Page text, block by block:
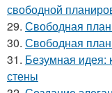
свободной
29. Свободная
30. Свободная
31. Безумная идея:
стены